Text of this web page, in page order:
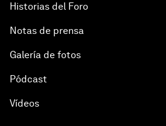
Historias del Foro
Notas de prensa
Galería de fotos
Pódcast
Vídeos